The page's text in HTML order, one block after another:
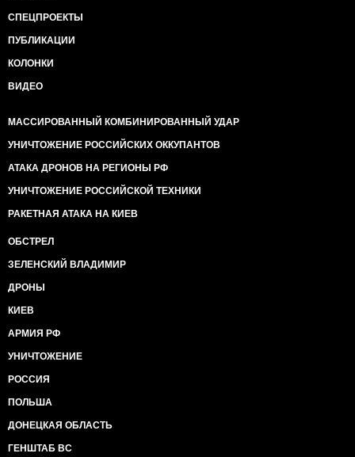
СПЕЦПРОЕКТЫ
ПУБЛИКАЦИИ
КОЛОНКИ
ВИДЕО
МАССИРОВАННЫЙ КОМБИНИРОВАННЫЙ УДАР
УНИЧТОЖЕНИЕ РОССИЙСКИХ ОККУПАНТОВ
АТАКА ДРОНОВ НА РЕГИОНЫ РФ
УНИЧТОЖЕНИЕ РОССИЙСКОЙ ТЕХНИКИ
РАКЕТНАЯ АТАКА НА КИЕВ
ОБСТРЕЛ
ЗЕЛЕНСКИЙ ВЛАДИМИР
ДРОНЫ
КИЕВ
АРМИЯ РФ
УНИЧТОЖЕНИЕ
РОССИЯ
ПОЛЬША
ДОНЕЦКАЯ ОБЛАСТЬ
ГЕНШТАБ ВС